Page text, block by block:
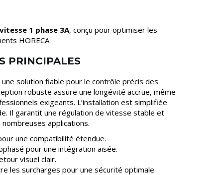
1 phase 3A, conçu pour optimiser les
HORECA.
PRINCIPALES
solution fiable pour le contrôle précis des
robuste assure une longévité accrue, même
exigeants. L’installation est simplifiée
Il garantit une régulation de vitesse stable et
applications.
une compatibilité étendue.
pour une intégration aisée.
visuel clair.
les surcharges pour une sécurité optimale.